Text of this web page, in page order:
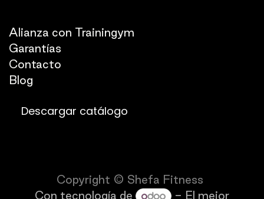
Alianza con Trainingym
Garantías
Con​tacto
Blog​​
Descargar catálogo
Copyright © Shefa Fitness
Con tecnología de
- El mejor